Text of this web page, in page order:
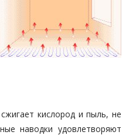
кислород и пыль, не
наводки удовлетворяют